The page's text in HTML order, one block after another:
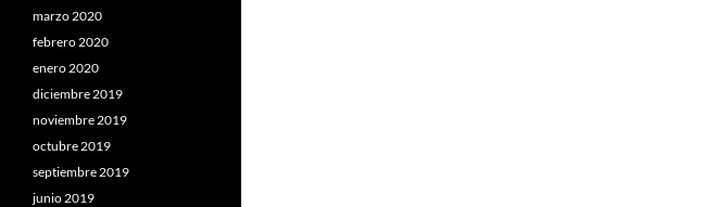
marzo 2020
febrero 2020
enero 2020
diciembre 2019
noviembre 2019
octubre 2019
septiembre 2019
junio 2019